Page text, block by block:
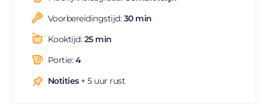
BR
Voorbereidingstijd:30 min
Kooktijd:25 min
Portie:4
Notities+ 5 uur rust